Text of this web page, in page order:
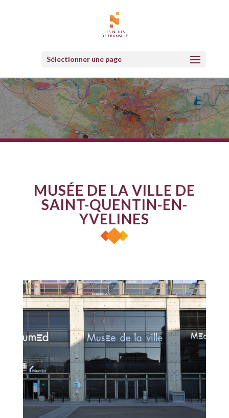
Sélectionner une page
MUSÉE DE LA VILLE DE
SAINT-QUENTIN-EN-
YVELINES